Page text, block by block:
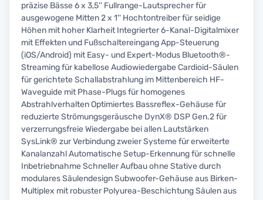
präzise Bässe 6 x 3,5'' Fullrange-Lautsprecher für
ausgewogene Mitten 2 x 1'' Hochtontreiber für seidige
Höhen mit hoher Klarheit Integrierter 6-Kanal-Digitalmixer
mit Effekten und Fußschaltereingang App-Steuerung
(iOS/Android) mit Easy- und Expert-Modus Bluetooth®-
Streaming für kabellose Audiowiedergabe Cardioid-Säulen
für gerichtete Schallabstrahlung im Mittenbereich HF-
Waveguide mit Phase-Plugs für homogenes
Abstrahlverhalten Optimiertes Bassreflex-Gehäuse für
reduzierte Strömungsgeräusche DynX® DSP Gen.2 für
verzerrungsfreie Wiedergabe bei allen Lautstärken
SysLink® zur Verbindung zweier Systeme für erweiterte
Kanalanzahl Automatische Setup-Erkennung für schnelle
Inbetriebnahme Schneller Aufbau ohne Stative durch
modulares Säulendesign Subwoofer-Gehäuse aus Birken-
Multiplex mit robuster Polyurea-Beschichtung Säulen aus